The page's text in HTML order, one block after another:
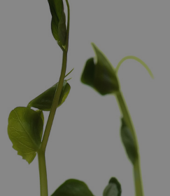
您的合作伙伴
可持续植物蛋
白加工
CPM 致力于开发创新解
决方案，开拓食品的未
来。与我们合作，获取
先进技术和专家指导，
帮助您的植物蛋白生产
达到新的高度，满足新